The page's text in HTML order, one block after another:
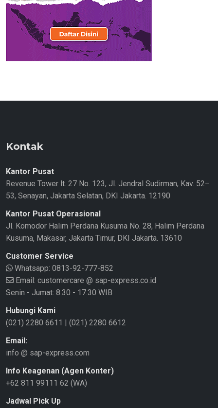
Kontak
Kantor Pusat
Revenue Tower lt. 27 No. 123, Jl. Jendral Sudirman, Kav. 52–
53, Senayan, Jakarta Selatan, DKI Jakarta. 12190
Kantor Pusat Operasional
Jl. Komodor Halim Perdana Kusuma No. 28, Halim Perdana
Kusuma, Makasar, Jakarta Timur, DKI Jakarta. 13610
Customer Service
Whatsapp: 0813-92-777-852
Email: customercare @ sap-express.co.id
Senin - Jumat: 8.30 - 17.30 WIB
Hubungi Kami
(021) 2280 6611
(021) 2280 6612
Email:
info @ sap-express.com
Info Keagenan (Agen Konter)
+62 811 99111 62 (WA)
Jadwal Pick Up